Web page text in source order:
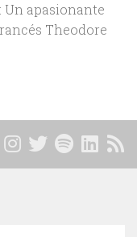
Un apasionante
Theodore